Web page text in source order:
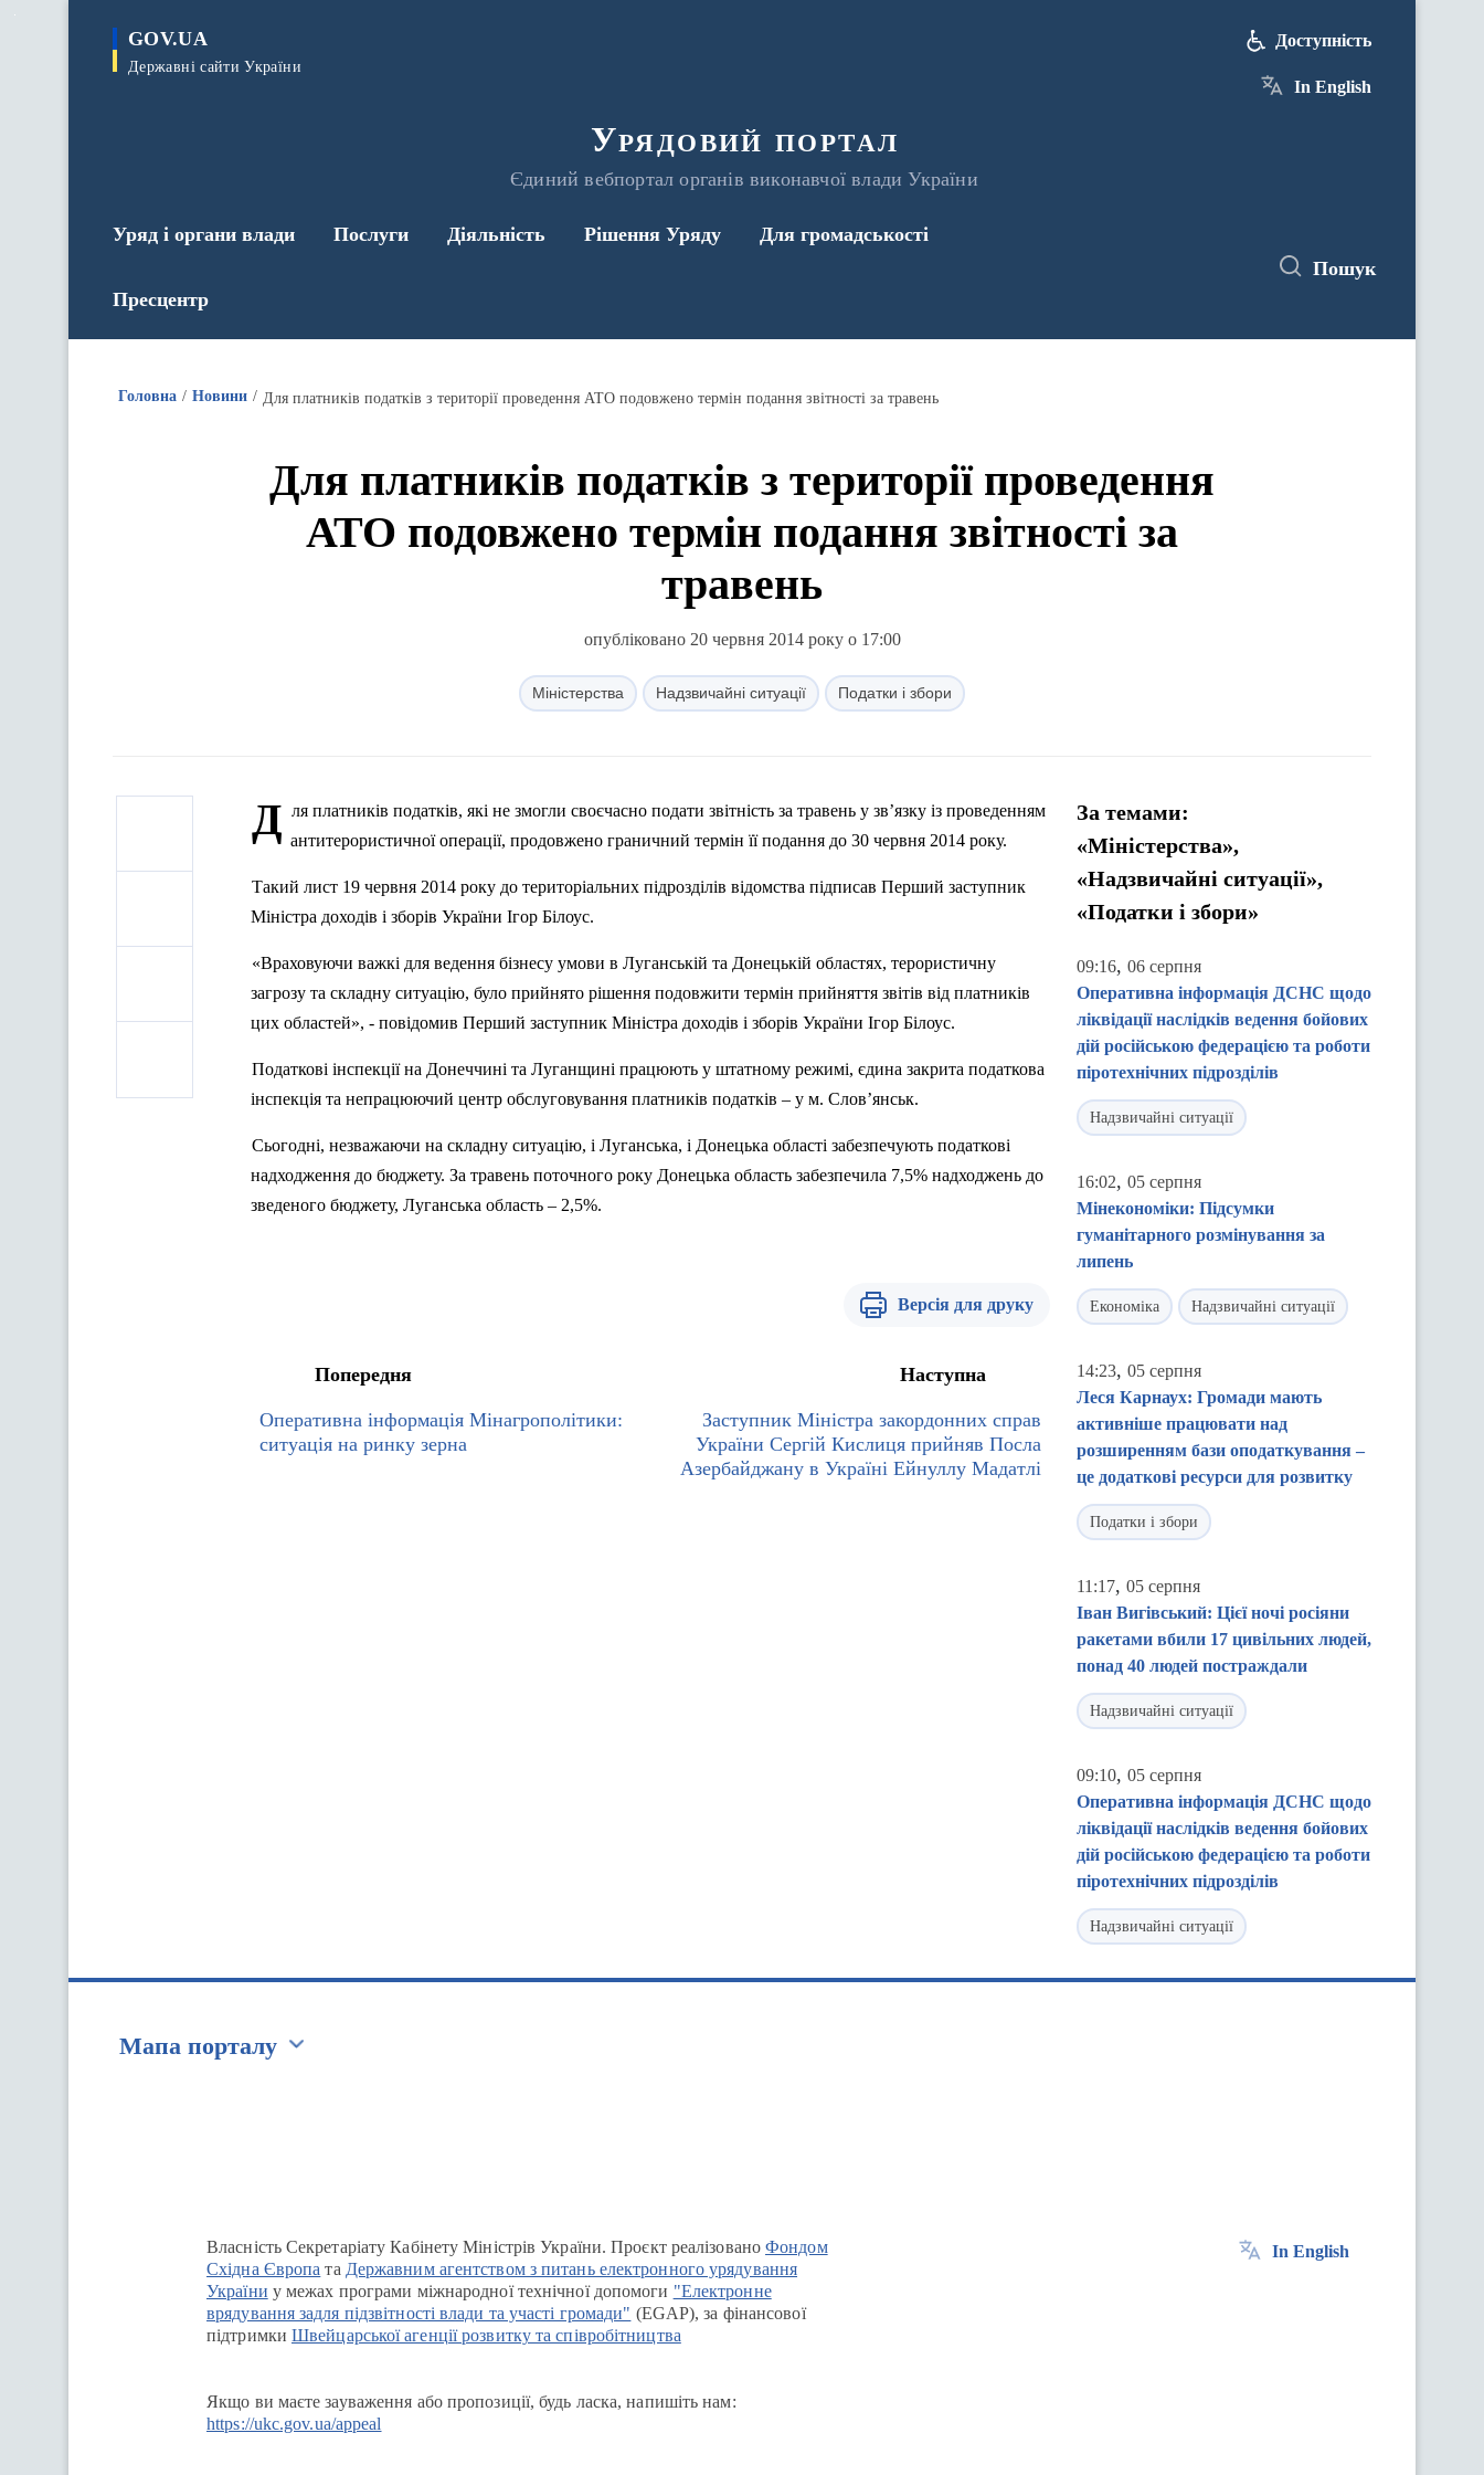
GOV.UA
Державні сайти України
Урядовий портал
Єдиний вебпортал органів виконавчої влади України
Доступність
In English
Уряд і органи влади Послуги Діяльність Рішення Уряду Для громадськості
Пресцентр
Пошук
Головна Новини Для платників податків з території проведення АТО подовжено термін подання звітності за травень
Для платників податків з території проведення
АТО подовжено термін подання звітності за
травень
опубліковано 20 червня 2014 року о 17:00
Міністерства Надзвичайні ситуації Податки і збори
Д ля платників податків, які не змогли своєчасно подати звітність за травень у зв’язку із проведенням
антитерористичної операції, продовжено граничний термін її подання до 30 червня 2014 року.
Такий лист 19 червня 2014 року до територіальних підрозділів відомства підписав Перший заступник
Міністра доходів і зборів України Ігор Білоус.
«Враховуючи важкі для ведення бізнесу умови в Луганській та Донецькій областях, терористичну
загрозу та складну ситуацію, було прийнято рішення подовжити термін прийняття звітів від платників
цих областей», - повідомив Перший заступник Міністра доходів і зборів України Ігор Білоус.
Податкові інспекції на Донеччині та Луганщині працюють у штатному режимі, єдина закрита податкова
інспекція та непрацюючий центр обслуговування платників податків – у м. Слов’янськ.
Сьогодні, незважаючи на складну ситуацію, і Луганська, і Донецька області забезпечують податкові
надходження до бюджету. За травень поточного року Донецька область забезпечила 7,5% надходжень до
зведеного бюджету, Луганська область – 2,5%.
Версія для друку
Попередня
Оперативна інформація Мінагрополітики:
ситуація на ринку зерна
Наступна
Заступник Міністра закордонних справ
України Сергій Кислиця прийняв Посла
Азербайджану в Україні Ейнуллу Мадатлі
За темами:
«Міністерства»,
«Надзвичайні ситуації»,
«Податки і збори»
09:16, 06 серпня
Оперативна інформація ДСНС щодо
ліквідації наслідків ведення бойових
дій російською федерацією та роботи
піротехнічних підрозділів
Надзвичайні ситуації
16:02, 05 серпня
Мінекономіки: Підсумки
гуманітарного розмінування за
липень
Економіка Надзвичайні ситуації
14:23, 05 серпня
Леся Карнаух: Громади мають
активніше працювати над
розширенням бази оподаткування –
це додаткові ресурси для розвитку
Податки і збори
11:17, 05 серпня
Іван Вигівський: Цієї ночі росіяни
ракетами вбили 17 цивільних людей,
понад 40 людей постраждали
Надзвичайні ситуації
09:10, 05 серпня
Оперативна інформація ДСНС щодо
ліквідації наслідків ведення бойових
дій російською федерацією та роботи
піротехнічних підрозділів
Надзвичайні ситуації
Мапа порталу
Власність Секретаріату Кабінету Міністрів України. Проєкт реалізованоФондом
Східна Європа та Державним агентством з питань електронного урядування
України у межах програми міжнародної технічної допомоги "Електронне
врядування задля підзвітності влади та участі громади" (EGAP), за фінансової
підтримки Швейцарської агенції розвитку та співробітництва
Якщо ви маєте зауваження або пропозиції, будь ласка, напишіть нам:
https://ukc.gov.ua/appeal
In English